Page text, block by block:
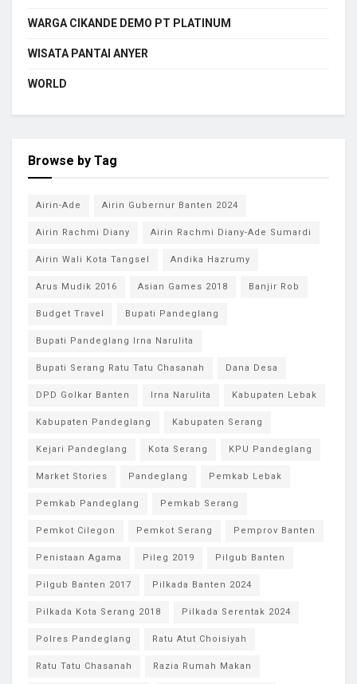
WARGA CIKANDE DEMO PT PLATINUM
WISATA PANTAI ANYER
WORLD
Browse by Tag
Airin-Ade Airin Gubernur Banten 2024
Airin Rachmi Diany Airin Rachmi Diany-Ade Sumardi
Airin Wali Kota Tangsel Andika Hazrumy
Arus Mudik 2016 Asian Games 2018 Banjir Rob
Budget Travel Bupati Pandeglang
Bupati Pandeglang Irna Narulita
Bupati Serang Ratu Tatu Chasanah Dana Desa
DPD Golkar Banten Irna Narulita Kabupaten Lebak
Kabupaten Pandeglang Kabupaten Serang
Kejari Pandeglang Kota Serang KPU Pandeglang
Market Stories Pandeglang Pemkab Lebak
Pemkab Pandeglang Pemkab Serang
Pemkot Cilegon Pemkot Serang Pemprov Banten
Penistaan Agama Pileg 2019 Pilgub Banten
Pilgub Banten 2017 Pilkada Banten 2024
Pilkada Kota Serang 2018 Pilkada Serentak 2024
Polres Pandeglang Ratu Atut Choisiyah
Ratu Tatu Chasanah Razia Rumah Makan